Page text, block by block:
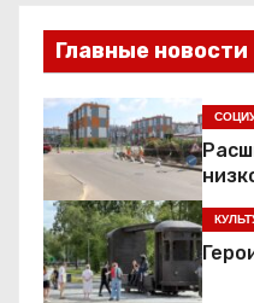
в
и
г
а
ц
и
Главные новости